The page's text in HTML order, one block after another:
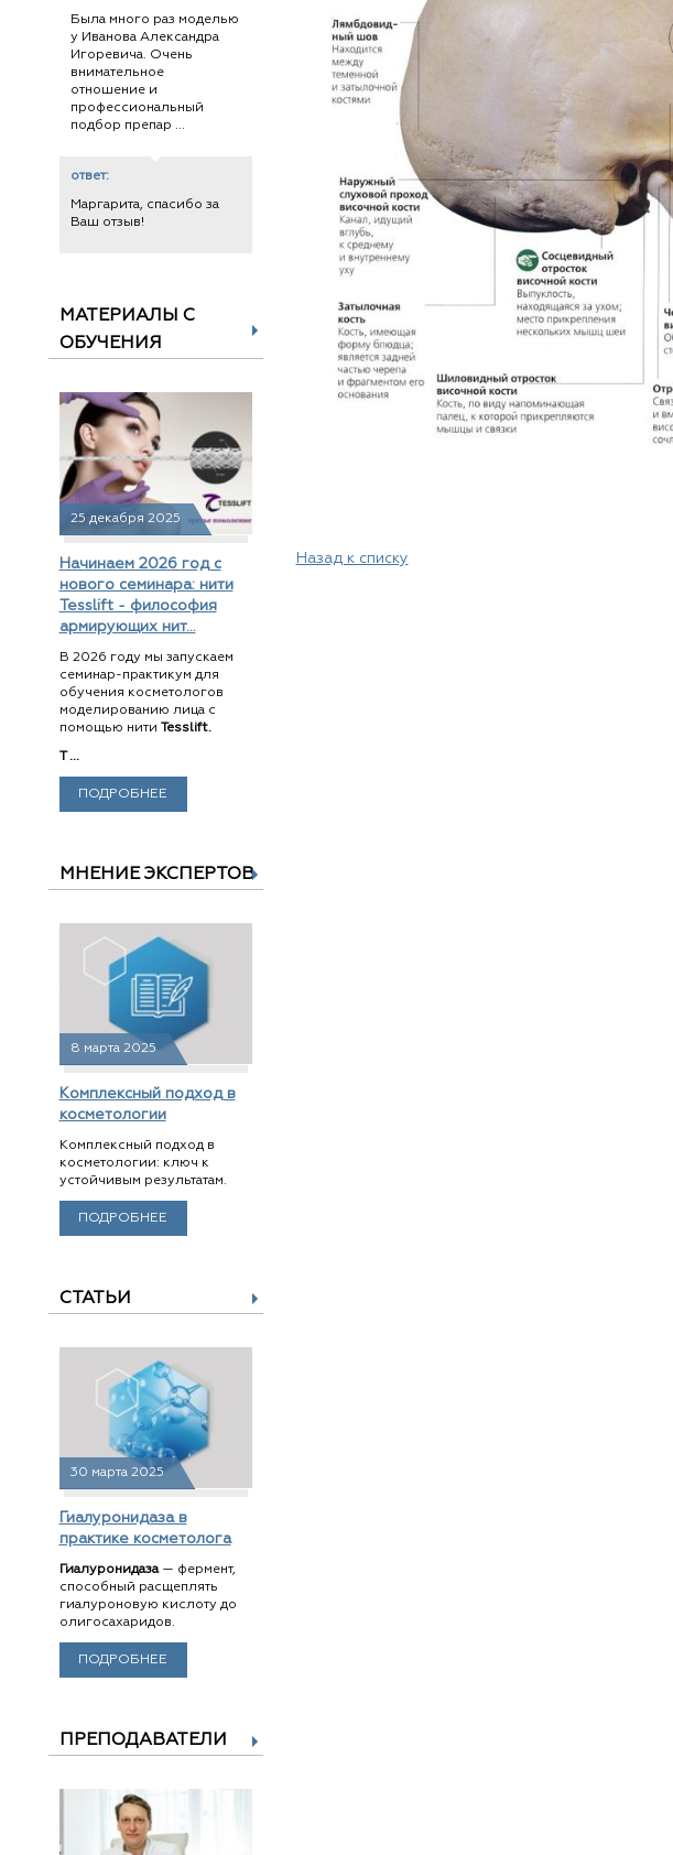
Была много раз моделью
у Иванова Александра
Игоревича. Очень
внимательное
отношение и
профессиональный
подбор препар ...
ответ:
Маргарита, спасибо за
Ваш отзыв!
МАТЕРИАЛЫ С
ОБУЧЕНИЯ
25 декабря 2025
Начинаем 2026 год с
нового семинара: нити
Tesslift - философия
армирующих нит...
В 2026 году мы запускаем
семинар-практикум для
обучения косметологов
моделированию лица с
помощью нити Tesslift.
T ...
ПОДРОБНЕЕ
МНЕНИЕ ЭКСПЕРТОВ
8 марта 2025
Комплексный подход в
косметологии
Комплексный подход в
косметологии: ключ к
устойчивым результатам.
ПОДРОБНЕЕ
СТАТЬИ
30 марта 2025
Гиалуронидаза в
практике косметолога
Гиалуронидаза— фермент,
способный расщеплять
гиалуроновую кислоту до
олигосахаридов.
ПОДРОБНЕЕ
ПРЕПОДАВАТЕЛИ
Назад к списку